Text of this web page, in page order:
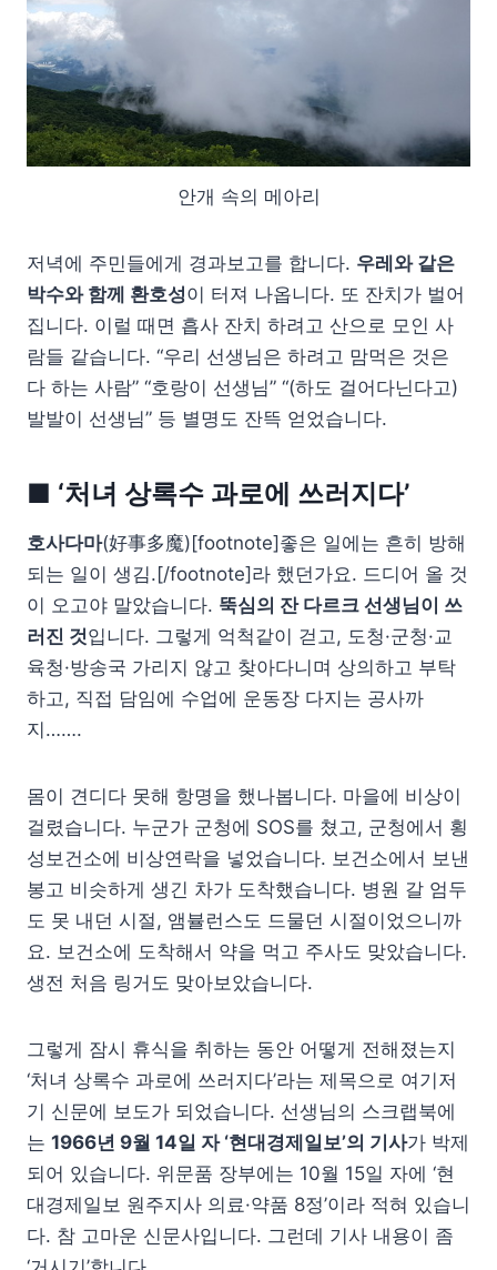
안개 속의 메아리
저녁에 주민들에게 경과보고를 합니다. 우레와 같은
박수와 함께 환호성이 터져 나옵니다. 또 잔치가 벌어
집니다. 이럴 때면 흡사 잔치 하려고 산으로 모인 사
람들 같습니다. “우리 선생님은 하려고 맘먹은 것은
다 하는 사람” “호랑이 선생님” “(하도 걸어다닌다고)
발발이 선생님” 등 별명도 잔뜩 얻었습니다.
■ ‘처녀 상록수 과로에 쓰러지다’
호사다마(好事多魔)[footnote]좋은 일에는 흔히 방해
되는 일이 생김.[/footnote]라 했던가요. 드디어 올 것
이 오고야 말았습니다. 뚝심의 잔 다르크 선생님이 쓰
러진 것입니다. 그렇게 억척같이 걷고, 도청·군청·교
육청·방송국 가리지 않고 찾아다니며 상의하고 부탁
하고, 직접 담임에 수업에 운동장 다지는 공사까
지…….
몸이 견디다 못해 항명을 했나봅니다. 마을에 비상이
걸렸습니다. 누군가 군청에 SOS를 쳤고, 군청에서 횡
성보건소에 비상연락을 넣었습니다. 보건소에서 보낸
봉고 비슷하게 생긴 차가 도착했습니다. 병원 갈 엄두
도 못 내던 시절, 앰뷸런스도 드물던 시절이었으니까
요. 보건소에 도착해서 약을 먹고 주사도 맞았습니다.
생전 처음 링거도 맞아보았습니다.
그렇게 잠시 휴식을 취하는 동안 어떻게 전해졌는지
‘처녀 상록수 과로에 쓰러지다’라는 제목으로 여기저
기 신문에 보도가 되었습니다. 선생님의 스크랩북에
는 1966년 9월 14일 자 ‘현대경제일보’의 기사가 박제
되어 있습니다. 위문품 장부에는 10월 15일 자에 ‘현
대경제일보 원주지사 의료·약품 8정’이라 적혀 있습니
다. 참 고마운 신문사입니다. 그런데 기사 내용이 좀